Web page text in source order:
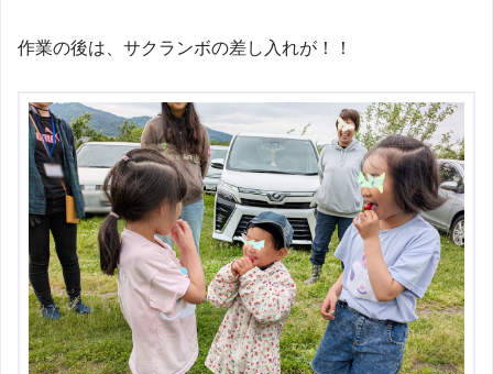
作業の後は、サクランボの差し入れが！！